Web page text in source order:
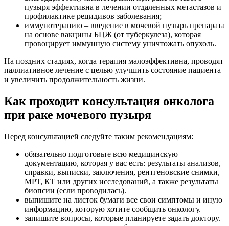
пузыря эффективна в лечении отдаленных метастазов и
профилактике рецидивов заболевания;
иммунотерапию – введение в мочевой пузырь препарата
на основе вакцины БЦЖ (от туберкулеза), которая
провоцирует иммунную систему уничтожать опухоль.
На поздних стадиях, когда терапия малоэффективна, проводят
паллиативное лечение с целью улучшить состояние пациента
и увеличить продолжительность жизни.
Как проходит консультация онколога
при раке мочевого пузыря
Перед консультацией следуйте таким рекомендациям:
обязательно подготовьте всю медицинскую
документацию, которая у вас есть: результаты анализов,
справки, выписки, заключения, рентгеновские снимки,
МРТ, КТ или других исследований, а также результаты
биопсии (если проводилась).
выпишите на листок бумаги все свои симптомы и иную
информацию, которую хотите сообщить онкологу.
запишите вопросы, которые планируете задать доктору.